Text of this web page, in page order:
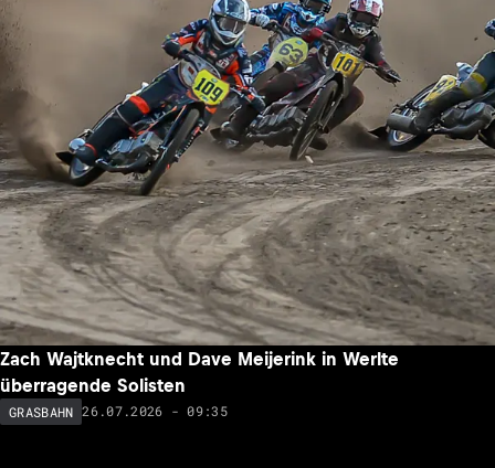
Zach Wajtknecht und Dave Meijerink in Werlte
überragende Solisten
GRASBAHN 26.07.2026 - 09:35